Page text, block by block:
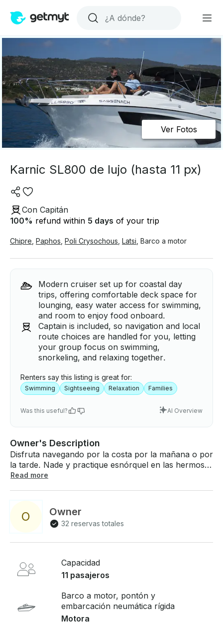
Ver Fotos
Karnic SL800 de lujo (hasta 11 px)
Con Capitán
100% refund within 5 days of your trip
Chipre Paphos Poli Crysochous Latsi Barco a motor
Modern cruiser set up for coastal day
trips, offering comfortable deck space for
lounging, easy water access for swimming,
and room to enjoy food onboard.
Captain is included, so navigation and local
route choices are handled for you, letting
your group focus on swimming,
snorkeling, and relaxing together.
Renters say this listing is great for:
Swimming Sightseeing Relaxation Families
Was this useful? AI Overview
Owner's Description
Disfruta navegando por la costa por la mañana o por
la tarde. Nade y practique esnórquel en las hermosas
bahías del parque nacional de Akamas. Almuerce a
impresionantes yates a motor Karnic SL800,
fabricados aquí mismo en Chipre por Karnic
Powerboats en Limassol. Conocido como «la
que se adaptan bien a la comodidad y el rendimiento
Read more
O Owner
32 reservas totales
Capacidad
11 pasajeros
Barco a motor, pontón y
embarcación neumática rígida
Motora